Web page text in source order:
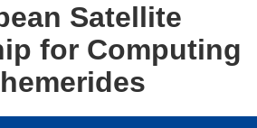
Satellite
for Computing